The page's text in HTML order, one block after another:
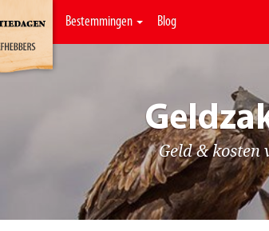
Bestemmingen Blog
Geld & kosten